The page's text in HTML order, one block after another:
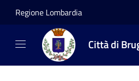
Regione Lombardia
Città di